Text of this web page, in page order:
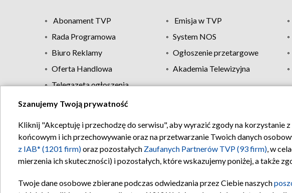
Abonament TVP Emisja w TVP
Rada Programowa
System NOS
Biuro Reklamy
Ogłoszenie przetargowe
Oferta Handlowa
Akademia Telewizyjna
Telegazeta ogłoszenia
Regulamin TVP Polityka
Szanujemy Twoją prywatność
Kliknij "Akceptuję i przechodzę do serwisu", aby wyrazić zgody na korzystanie
końcowym i ich przechowywanie oraz na przetwarzanie Twoich danych
z IAB* (1201 firm)oraz pozostałych Zaufanych Partnerów TVP (93 firm), w
mierzenia ich skuteczności) i pozostałych, które wskazujemy poniżej, a także
Twoje dane osobowe zbierane podczas odwiedzania przez Ciebie naszych